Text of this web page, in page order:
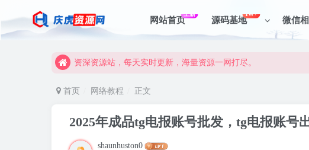
网站首页
上新
源码基地
1W+
微信
【启明网】找项目 + 低成本创业 + 减少信息差 + 见识各种项目
【启明网】找项目 + 低成本创业 + 减少信息差 + 见识各种项目 +
首页 网络教程 正文
2025年成品tg电报账号批发，tg电报账号
shaunhuston0